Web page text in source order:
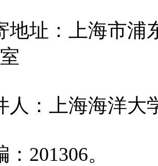
：上海市浦东
：上海海洋大
201306。